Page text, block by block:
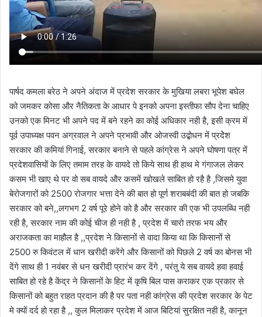
पार्षद कमला बरेठ ने अपने अंदाज में प्रदेश सरकार के मुखिया लबरा भूपेश बघेल
को जमकर कोसा और नैतिकता के आधार पे इनको अपना इस्तीफा सौप देना चाहिए
उनको एक मिनट भी अपने पद में बने रहने का कोई अधिकार नही है, इसी क्रम में
पूर्व उपाध्यक्ष पवन अग्रवाल ने अपने प्रभावी और ओजस्वी उद्बोधन में प्रदेेश
सरकार की कमियां गिनाई, सरकार बनाने से पहले कांग्रेस ने अपने घोषणा पत्र में
प्रदेशवासियों के लिए तमाम तरह के वायदे तो किये साथ ही हाथ मे गंगाजल लेकर
कसम भी खाए थे पर वो सब वायदे और कसमें खोखले साबित हो रहै है ,जिसमे युवा
बेरोजगारों को 2500 रोजगार भत्ता देने की बात हो पूर्ण शराबबंदी की बात हो जबकि
सरकार को बने,,लगभग 2 वर्ष पूरे होने को है और सरकार की एक भी उपलब्धि नही
रही है, सरकार नाम की कोई चीज ही नही है , प्रदेश में चारो तरफ भय और
अराजकता का माहौल है ,,प्रदेश ने किसानों से वादा किया था कि किसानों से
2500 रु किवंटल में धान खरीदी करेंगे और किसानों को पिछले 2 वर्ष का बोनस भी
देंगे साथ ही 1 नवंबर से धन खरीदी प्रारंभ कर देंगे , परंतु ये सब वायदे हवा हवाई
साबित हो रहे है केंद्र ने किसानों के हिट में कृषि बिल पास कराकर एक प्रकार से
किसानों को बहुत राहत प्रदान की है पर पता नही कांग्रेस की प्रदेश सरकार के पेट
मे क्यों दर्द हो रहा है ,, कुल मिलाकर प्रदेश में आज बिटियां सुरक्षित नही है, कानून